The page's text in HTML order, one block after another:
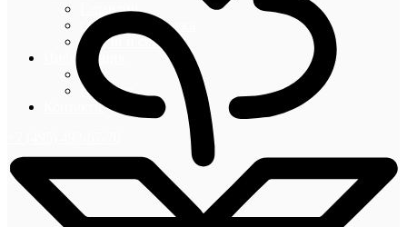
Гарантии
Оплата и доставка
Акции и скидки
Информация
Блог
Новости
Контакты